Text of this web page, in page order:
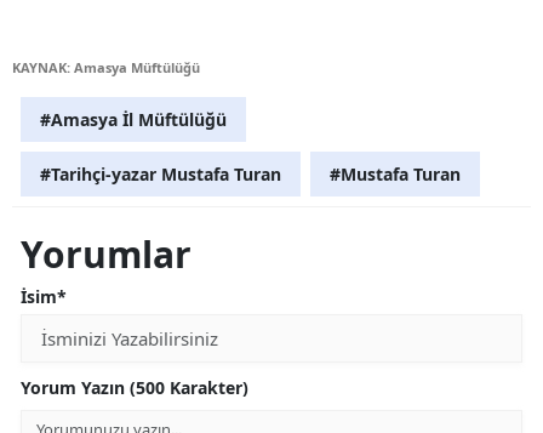
KAYNAK: Amasya Müftülüğü
#Amasya İl Müftülüğü
#Tarihçi-yazar Mustafa Turan #Mustafa Turan
Yorumlar
İsim*
Yorum Yazın (500 Karakter)